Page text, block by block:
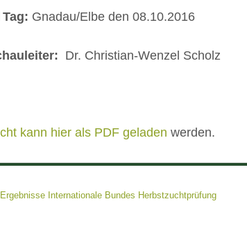
Gnadau/Elbe den 08.10.2016
Dr. Christian-Wenzel Scholz
kann hier als PDF geladen werden.
Internationale Bundes Herbstzuchtprüfung